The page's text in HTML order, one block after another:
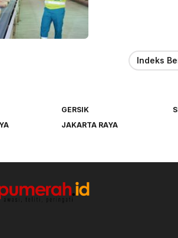
Indeks
GERSIK
JAKARTA RAYA